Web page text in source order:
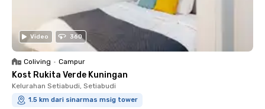
Video 360
Coliving • Campur
Kost Rukita Verde Kuningan
Kelurahan Setiabudi, Setiabudi
1.5 km dari sinarmas msig tower